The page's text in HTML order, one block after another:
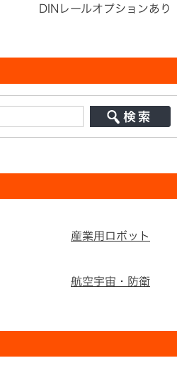
DINレールオプションあり
産業用ロボット
航空宇宙・防衛